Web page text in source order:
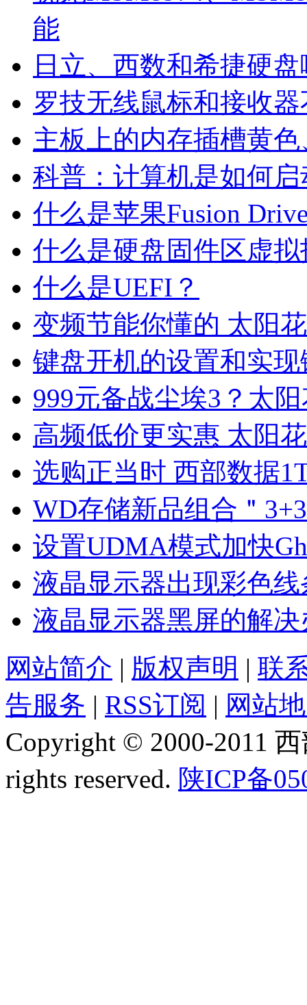
能
日立、西数和希捷硬
罗技无线鼠标和接收
主板上的内存插槽黄
科普：计算机是如何
什么是苹果Fusion
什么是硬盘固件区虚
什么是UEFI？
变频节能你懂的 太阳
键盘开机的设置和实
999元备战尘埃3？太
高频低价更实惠 太阳
选购正当时 西部数据
WD存储新品组合＂
设置UDMA模式加快
液晶显示器出现彩色线
液晶显示器黑屏的解决
网站简介 | 版权声明 | 联
告服务 | RSS订阅 | 网站
Copyright © 2000-2011
rights reserved. 陕ICP备